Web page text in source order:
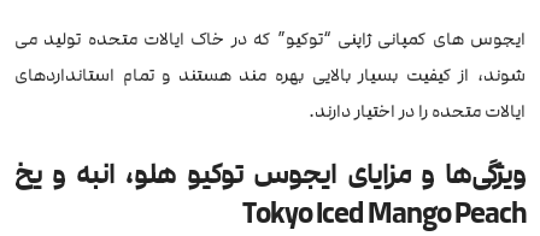
ایجوس های کمپانی ژاپنی “توکیو” که در خاک ایالات متحده تولید می
شوند، از کیفیت بسیار بالایی بهره مند هستند و تمام استانداردهای
ایالات متحده را در اختیار دارند.
ویژگی‌ها و مزایای ایجوس توکیو هلو، انبه و یخ
Tokyo Iced Mango Peach